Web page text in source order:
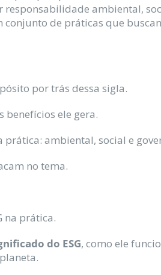
ambiental,
conjunto de práticas que
por trás dessa sigla.
benefícios ele gera.
ambiental, social e
no tema.
na prática.
do ESG, como ele